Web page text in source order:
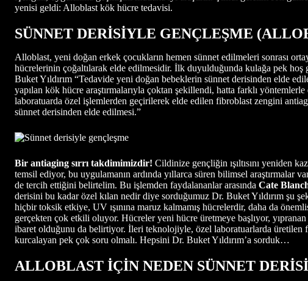
yenisi geldi: Alloblast kök hücre tedavisi.
SÜNNET DERİSİYLE GENÇLEŞME
Alloblast, yeni doğan erkek çocukların hemen sünnet edilmeleri sonrası
hücrelerinin çoğaltılarak elde edilmesidir. İlk duyulduğunda kulağa pek
Buket Yıldırım “Tedavide yeni doğan bebeklerin sünnet derisinden elde
yapılan kök hücre araştırmalarıyla çoktan şekillendi, hatta farklı
laboratuarda özel işlemlerden geçirilerek elde edilen fibroblast zengini
sünnet derisinden elde edilmesi.”
Bir antiaging sırrı takdimimizdir! Cildinize gençliğin ışıltısını yeniden
temsil ediyor, bu uygulamanın ardında yıllarca süren bilimsel
de tercih ettiğini belirtelim. Bu işlemden faydalananlar arasında Cate
derisini bu kadar özel kılan nedir diye sorduğumuz Dr. Buket Yıldırım şu
hiçbir toksik etkiye, UV ışınına maruz kalmamış hücrelerdir, daha da
gerçekten çok etkili oluyor. Hücreler yeni hücre üretmeye başlıyor,
ibaret olduğunu da belirtiyor. İleri teknolojiyle, özel laboratuarlarda
kurcalayan pek çok soru olmalı. Hepsini Dr. Buket Yıldırım’a sorduk…
ALLOBLAST İÇİN NEDEN SÜNNET